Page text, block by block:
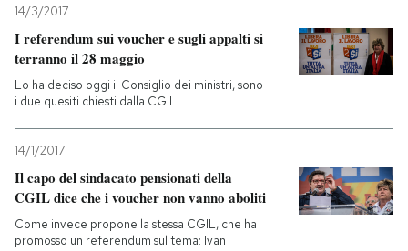
I MIEI PREFERITI
SHOP
AREA PERSONALE
14/3/2017
I referendum sui voucher e sugli appalti si
terranno il 28 maggio
Lo ha deciso oggi il Consiglio dei ministri, sono
i due quesiti chiesti dalla CGIL
14/1/2017
Il capo del sindacato pensionati della
CGIL dice che i voucher non vanno aboliti
Come invece propone la stessa CGIL, che ha
promosso un referendum sul tema: Ivan